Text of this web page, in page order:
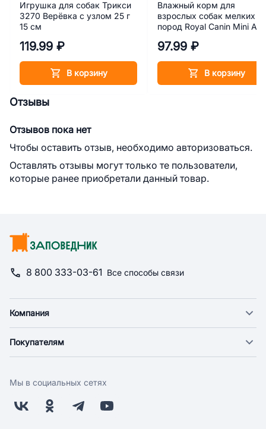
Игрушка для собак Трикси
3270 Верёвка с узлом 25 г
15 см
119.99 ₽
В корзину
Влажный корм для
взрослых собак мелких
пород Royal Canin Mini
97.99 ₽
В корзину
Отзывы
Отзывов пока нет
Чтобы оставить отзыв, необходимо авторизоваться.
Оставлять отзывы могут только те пользователи,
которые ранее приобретали данный товар.
8 800 333-03-61 Все способы связи
Компания
Новости
Поставщикам
Заводчикам
Покупателям
Оплата
Бонусная программа
Мы в социальных сетях